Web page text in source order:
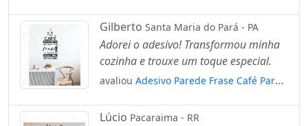
Gilberto Santa Maria do Pará - PA
Adorei o adesivo! Transformou minha
cozinha e trouxe um toque especial.
avaliou Adesivo Parede Frase Café Para
Lúcio Pacaraima - RR